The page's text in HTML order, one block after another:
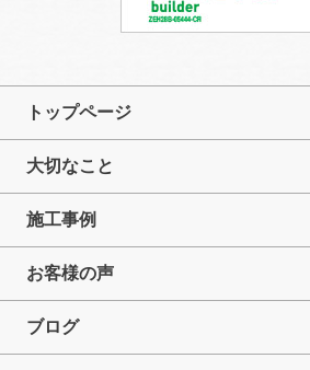
トップページ
大切なこと
施工事例
お客様の声
ブログ